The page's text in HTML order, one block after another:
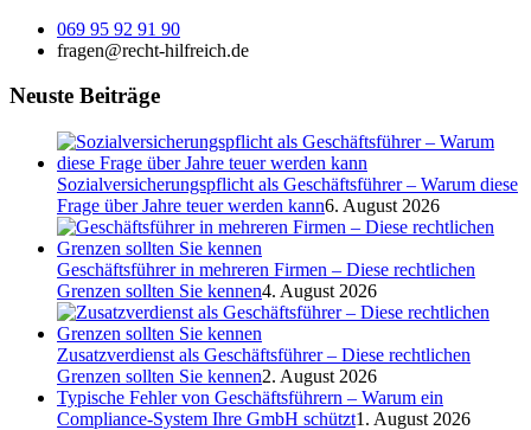
069 95 92 91 90
fragen@recht-hilfreich.de
Neuste Beiträge
Sozialversicherungspflicht als Geschäftsführer – Warum diese
Frage über Jahre teuer werden kann6. August 2026
Geschäftsführer in mehreren Firmen – Diese rechtlichen
Grenzen sollten Sie kennen4. August 2026
Zusatzverdienst als Geschäftsführer – Diese rechtlichen
Grenzen sollten Sie kennen2. August 2026
Typische Fehler von Geschäftsführern – Warum ein
Compliance-System Ihre GmbH schützt1. August 2026